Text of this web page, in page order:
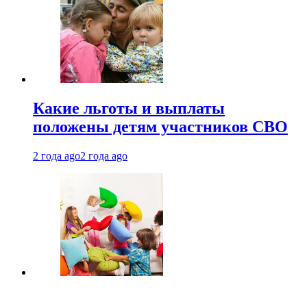
Какие льготы и выплаты
положены детям участников СВО
2 года ago2 года ago